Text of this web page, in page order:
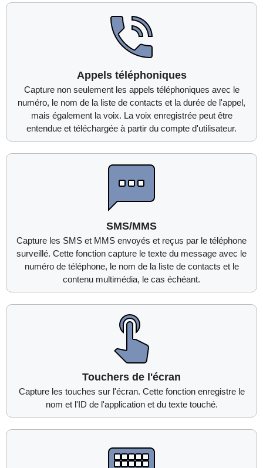
Appels téléphoniques
Capture non seulement les appels téléphoniques avec le
numéro, le nom de la liste de contacts et la durée de l'appel,
mais également la voix. La voix enregistrée peut être
entendue et téléchargée à partir du compte d'utilisateur.
SMS/MMS
Capture les SMS et MMS envoyés et reçus par le téléphone
surveillé. Cette fonction capture le texte du message avec le
numéro de téléphone, le nom de la liste de contacts et le
contenu multimédia, le cas échéant.
Touchers de l'écran
Capture les touches sur l'écran. Cette fonction enregistre le
nom et l'ID de l'application et du texte touché.